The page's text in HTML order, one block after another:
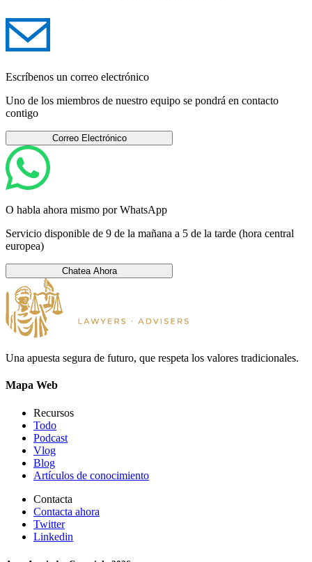
Escríbenos un correo electrónico
Uno de los miembros de nuestro equipo se pondrá en contacto
contigo
Correo Electrónico
O habla ahora mismo por WhatsApp
Servicio disponible de 9 de la mañana a 5 de la tarde (hora central
europea)
Chatea Ahora
Una apuesta segura de futuro, que respeta los valores tradicionales.
Mapa Web
Recursos
Todo
Podcast
Vlog
Blog
Artículos de conocimiento
Contacta
Contacta ahora
Twitter
Linkedin